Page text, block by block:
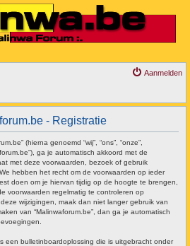
Aanmelden
- Registratie
(hierna genoemd “wij”, “ons”, “onze”,
ga je automatisch akkoord met de
met deze voorwaarden, bezoek of gebruik
hebben het recht om de voorwaarden op ieder
doen om je hiervan tijdig op de hoogte te brengen,
voorwaarden regelmatig te controleren op
wijzigingen, maak dan niet langer gebruik van
van “Malinwaforum.be”, dan ga je automatisch
een bulletinboardoplossing die is uitgebracht onder